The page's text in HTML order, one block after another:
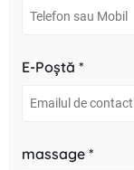
E-Poștă *
massage *